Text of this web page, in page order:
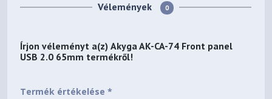
Vélemények 0
Írjon véleményt a(z)Akyga AK-CA-74 Front panel
USB 2.0 65mm termékről!
Termék értékelése *